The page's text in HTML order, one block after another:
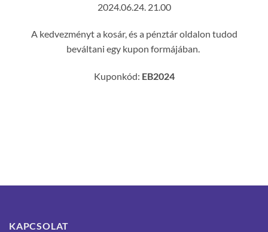
2024.06.24. 21.00
A kedvezményt a kosár, és a pénztár oldalon tudod
beváltani egy kupon formájában.
Kuponkód: EB2024
KAPCSOLAT